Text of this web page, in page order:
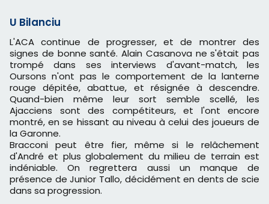
U Bilanciu
L'ACA continue de progresser, et de montrer des
signes de bonne santé. Alain Casanova ne s'était pas
trompé dans ses interviews d'avant-match, les
Oursons n'ont pas le comportement de la lanterne
rouge dépitée, abattue, et résignée à descendre.
Quand-bien même leur sort semble scellé, les
Ajacciens sont des compétiteurs, et l'ont encore
montré, en se hissant au niveau à celui des joueurs de
la Garonne.
Bracconi peut être fier, même si le relâchement
d'André et plus globalement du milieu de terrain est
indéniable. On regrettera aussi un manque de
présence de Junior Tallo, décidément en dents de scie
dans sa progression.